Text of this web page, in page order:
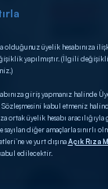
olduğunuz üyelik hesabınıza
yapılmıştır. (İlgili
giriş yapmanız halinde
Sözleşmesini kabul etmeniz
ortak üyelik hesabı aracılığıyla
sayılan diğer amaçlarla sınırlı
ve yurt dışınaAçık Rıza
edilecektir.